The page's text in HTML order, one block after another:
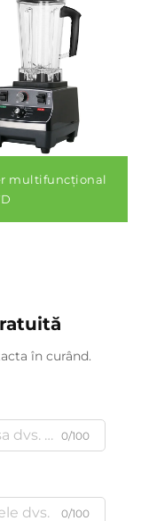
multifuncțional
în curând.
0/100
0/100